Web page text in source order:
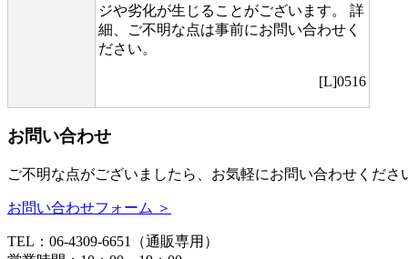
ジや劣化が生じることがございます。 詳
細、ご不明な点は事前にお問い合わせく
ださい。
[L]0516
お問い合わせ
ご不明な点がございましたら、お気軽にお問い合わせくださ
お問い合わせフォーム ＞
TEL：06-4309-6651（通販専用）